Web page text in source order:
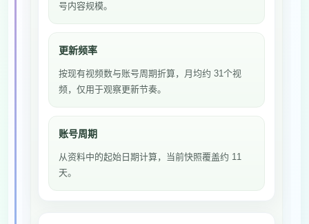
号内容规模。
更新频率
按现有视频数与账号周期折算，月均约 31个视
频，仅用于观察更新节奏。
账号周期
从资料中的起始日期计算，当前快照覆盖约 11
天。